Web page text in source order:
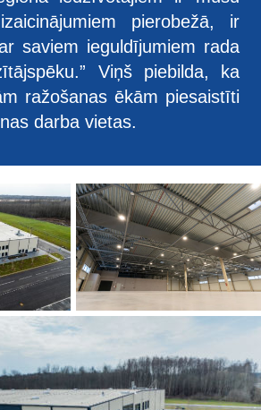
pierobežā, ir
saviem ieguldījumiem rada
Viņš piebilda, ka
ražošanas ēkām piesaistīti
darba vietas.